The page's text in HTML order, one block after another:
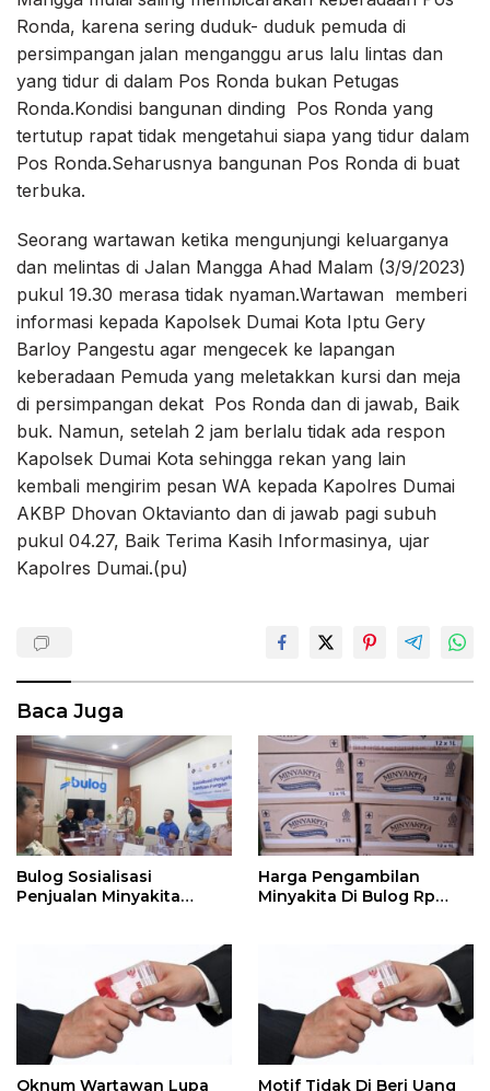
Ronda, karena sering duduk- duduk pemuda di
persimpangan jalan menganggu arus lalu lintas dan
yang tidur di dalam Pos Ronda bukan Petugas
Ronda.Kondisi bangunan dinding Pos Ronda yang
tertutup rapat tidak mengetahui siapa yang tidur dalam
Pos Ronda.Seharusnya bangunan Pos Ronda di buat
terbuka.
Seorang wartawan ketika mengunjungi keluarganya
dan melintas di Jalan Mangga Ahad Malam (3/9/2023)
pukul 19.30 merasa tidak nyaman.Wartawan memberi
informasi kepada Kapolsek Dumai Kota Iptu Gery
Barloy Pangestu agar mengecek ke lapangan
keberadaan Pemuda yang meletakkan kursi dan meja
di persimpangan dekat Pos Ronda dan di jawab, Baik
buk. Namun, setelah 2 jam berlalu tidak ada respon
Kapolsek Dumai Kota sehingga rekan yang lain
kembali mengirim pesan WA kepada Kapolres Dumai
AKBP Dhovan Oktavianto dan di jawab pagi subuh
pukul 04.27, Baik Terima Kasih Informasinya, ujar
Kapolres Dumai.(pu)
Baca Juga
Bulog Sosialisasi
Penjualan Minyakita
Harga Pengambilan
Minyakita Di Bulog Rp
Oknum Wartawan Lupa
Motif Tidak Di Beri Uang